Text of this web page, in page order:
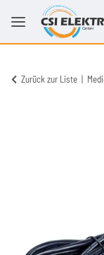
Zurück zur Liste